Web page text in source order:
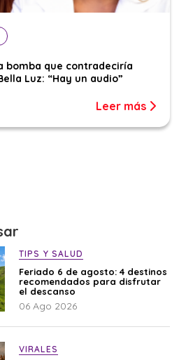
bomba que contradeciría
Luz: “Hay un audio”
Leer más
TIPS Y SALUD
Feriado 6 de agosto: 4 destinos
recomendados para disfrutar
el descanso
06 Ago 2026
VIRALES